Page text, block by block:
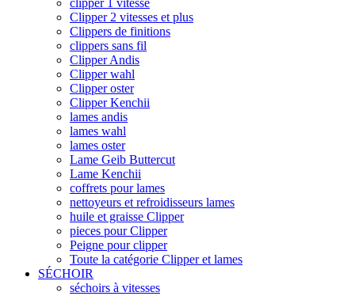
clipper 1 vitesse
Clipper 2 vitesses et plus
Clippers de finitions
clippers sans fil
Clipper Andis
Clipper wahl
Clipper oster
Clipper Kenchii
lames andis
lames wahl
lames oster
Lame Geib Buttercut
Lame Kenchii
coffrets pour lames
nettoyeurs et refroidisseurs lames
huile et graisse Clipper
pieces pour Clipper
Peigne pour clipper
Toute la catégorie Clipper et lames
SÉCHOIR
séchoirs à vitesses